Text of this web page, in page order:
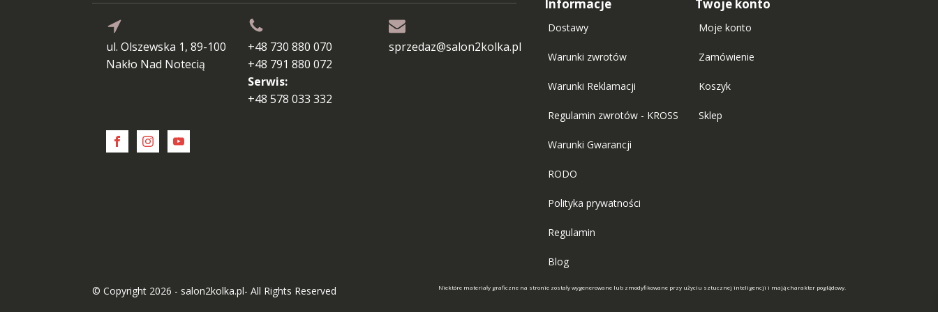
ul. Olszewska 1, 89-100
Nakło Nad Notecią
+48 730 880 070
+48 791 880 072
Serwis:
+48 578 033 332
sprzedaz@salon2kolka.pl
Informacje
Dostawy
Warunki zwrotów
Warunki Reklamacji
Regulamin zwrotów - KROSS
Warunki Gwarancji
RODO
Polityka prywatności
Regulamin
Blog
Twoje konto
Moje konto
Zamówienie
Koszyk
Sklep
© Copyright 2026 - salon2kolka.pl- All Rights Reserved Niektóre materiały graficzne na stronie zostały wygenerowane lub zmodyfikowane przy użyciu sztucznej inteligencji i mają charakter poglądowy.